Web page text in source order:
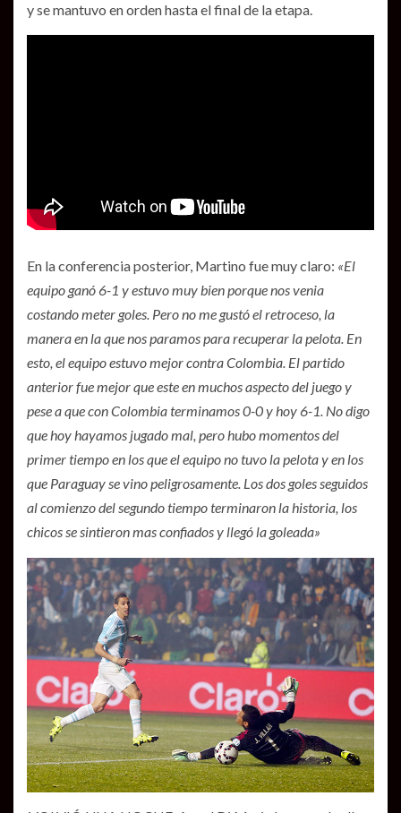
y se mantuvo en orden hasta el final de la etapa.
En la conferencia posterior, Martino fue muy claro: «El
equipo ganó 6-1 y estuvo muy bien porque nos venia
costando meter goles. Pero no me gustó el retroceso, la
manera en la que nos paramos para recuperar la pelota. En
esto, el equipo estuvo mejor contra Colombia. El partido
anterior fue mejor que este en muchos aspecto del juego y
pese a que con Colombia terminamos 0-0 y hoy 6-1. No digo
que hoy hayamos jugado mal, pero hubo momentos del
primer tiempo en los que el equipo no tuvo la pelota y en los
que Paraguay se vino peligrosamente. Los dos goles seguidos
al comienzo del segundo tiempo terminaron la historia, los
chicos se sintieron mas confiados y llegó la goleada»